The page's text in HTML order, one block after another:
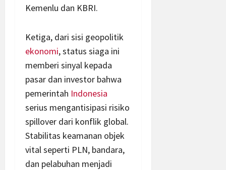
Kemenlu dan KBRI.
Ketiga, dari sisi geopolitik
ekonomi, status siaga ini
memberi sinyal kepada
pasar dan investor bahwa
pemerintah Indonesia
serius mengantisipasi risiko
spillover dari konflik global.
Stabilitas keamanan objek
vital seperti PLN, bandara,
dan pelabuhan menjadi